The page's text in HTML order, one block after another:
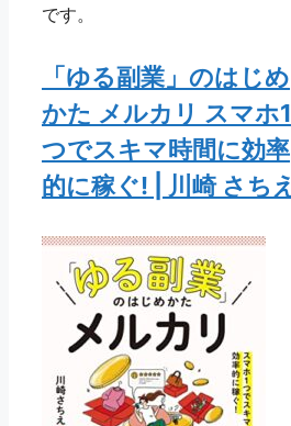
です。
「ゆる副業」のはじめ
かた メルカリ スマホ1
つでスキマ時間に効率
的に稼ぐ! | 川崎 さちえ